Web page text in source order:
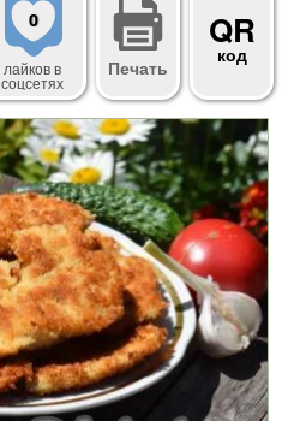
0
лайковв
соцсетях
Печать
QR
код